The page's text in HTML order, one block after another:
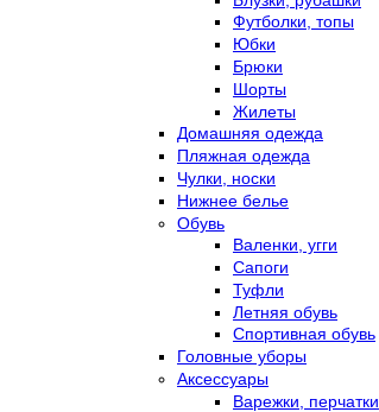
Футболки, топы
Юбки
Брюки
Шорты
Жилеты
Домашняя одежда
Пляжная одежда
Чулки, носки
Нижнее белье
Обувь
Валенки, угги
Сапоги
Туфли
Летняя обувь
Спортивная обувь
Головные уборы
Аксессуары
Варежки, перчатки